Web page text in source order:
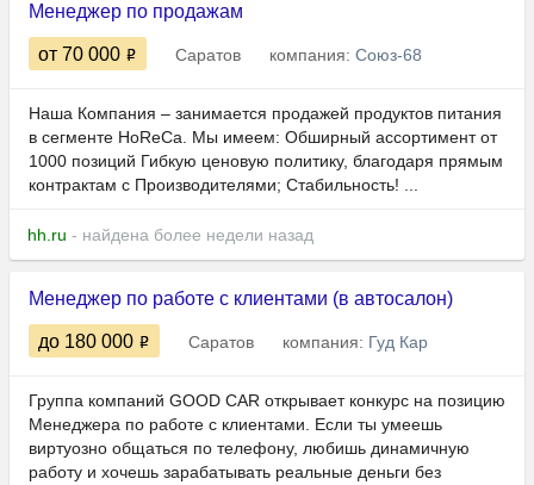
Менеджер по продажам
от 70 000 Саратов компания: Союз-68
Наша Компания – занимается продажей продуктов питания
в сегменте HoReCa. Мы имеем: Обширный ассортимент от
1000 позиций Гибкую ценовую политику, благодаря прямым
контрактам с Производителями; Стабильность! ...
hh.ru - найдена более недели назад
Менеджер по работе с клиентами (в автосалон)
до 180 000 Саратов компания: Гуд Кар
Группа компаний GOOD CAR открывает конкурс на позицию
Менеджера по работе с клиентами. Если ты умеешь
виртуозно общаться по телефону, любишь динамичную
работу и хочешь зарабатывать реальные деньги без